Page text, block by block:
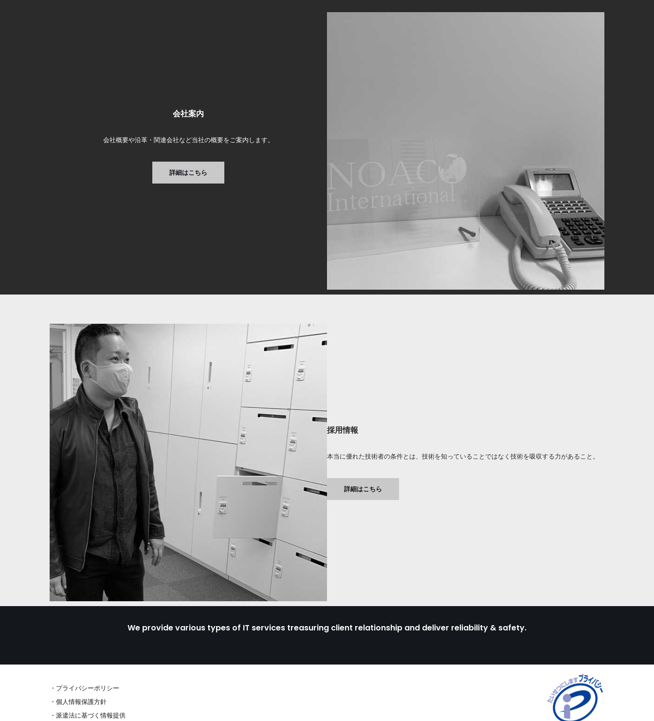
会社案内
会社概要や沿革・関連会社など当社の概要をご案内します。
詳細はこちら
採用情報
本当に優れた技術者の条件とは、技術を知っていることではなく技術を吸収する力があること。
詳細はこちら
We provide various types of IT services treasuring client relationship and deliver reliability & safety.
・ プライバシーポリシー
・ 個人情報保護方針
・ 派遣法に基づく情報提供